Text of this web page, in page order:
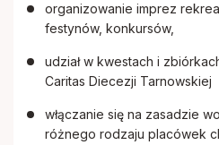
organizowanie imprez
festynów, konkursów,
udział w kwestach i
Caritas Diecezji Tarnowskiej
włączanie się na zasadzie
różnego rodzaju placówek